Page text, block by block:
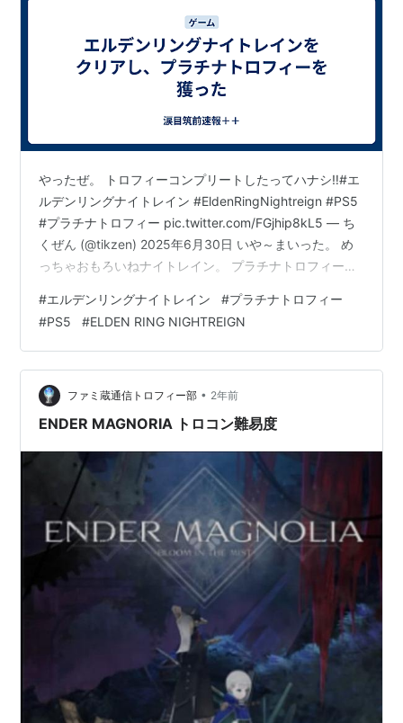
やったぜ。 トロフィーコンプリートしたってハナシ‼️#エ
ルデンリングナイトレイン #EldenRingNightreign #PS5
#プラチナトロフィー pic.twitter.com/FGjhip8kL5 — ち
くぜん (@tikzen) 2025年6月30日 いや～まいった。 め
っちゃおもろいねナイトレイン。 プラチナトロフィー獲
タバレ含む。
#エルデンリングナイトレイン #プラチナトロフィー
#PS5 #ELDEN RING NIGHTREIGN
ファミ蔵通信トロフィー部 • 2年前
ENDER MAGNORIA トロコン難易度